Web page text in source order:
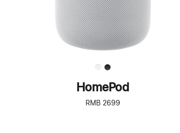
HomePod
RMB 2699